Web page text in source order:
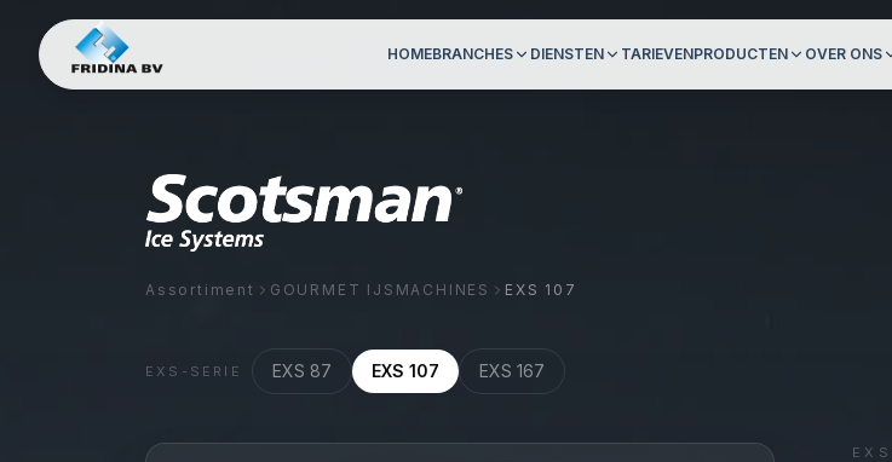
HOMEBRANCHES DIENSTEN TARIEVENPRODUCTEN OVER ONS
Assortiment GOURMET IJSMACHINES EXS 107
EXS -SERIE EXS 87 EXS 107 EXS 167
EXS